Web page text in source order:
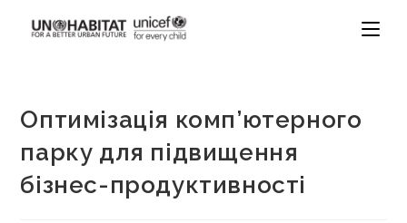
Оптимізація комп’ютерного
парку для підвищення
бізнес-продуктивності